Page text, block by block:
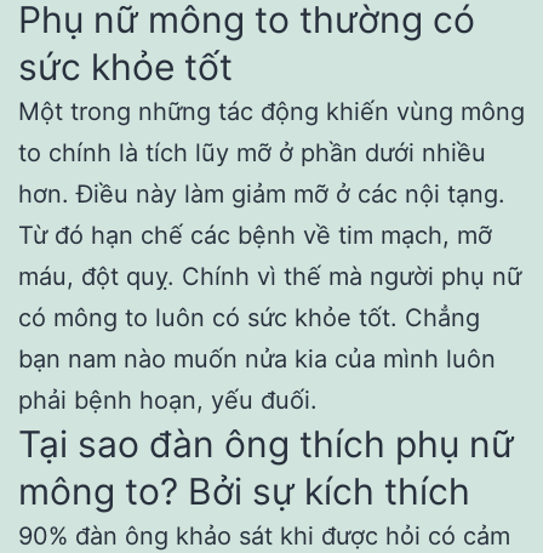
Phụ nữ mông to thường có
sức khỏe tốt
Một trong những tác động khiến vùng mông
to chính là tích lũy mỡ ở phần dưới nhiều
hơn. Điều này làm giảm mỡ ở các nội tạng.
Từ đó hạn chế các bệnh về tim mạch, mỡ
máu, đột quỵ. Chính vì thế mà người phụ nữ
có mông to luôn có sức khỏe tốt. Chẳng
bạn nam nào muốn nửa kia của mình luôn
phải bệnh hoạn, yếu đuối.
Tại sao đàn ông thích phụ nữ
mông to? Bởi sự kích thích
90% đàn ông khảo sát khi được hỏi có cảm